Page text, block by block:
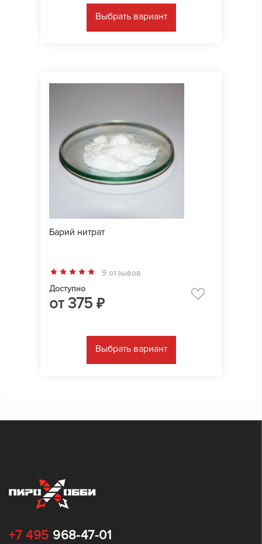
Выбрать вариант
Барий нитрат
9 отзывов
Доступно
от375 ₽
Выбрать вариант
+7 495 968-47-01